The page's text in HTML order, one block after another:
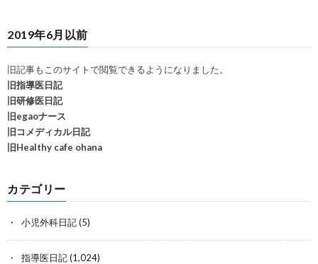
2019年6月以前
旧記事もこのサイトで閲覧できるようになりました。
旧指導医日記
旧研修医日記
旧egaoナース
旧コメディカル日記
旧Healthy cafe ohana
カテゴリー
小児外科日記(5)
指導医日記(1,024)